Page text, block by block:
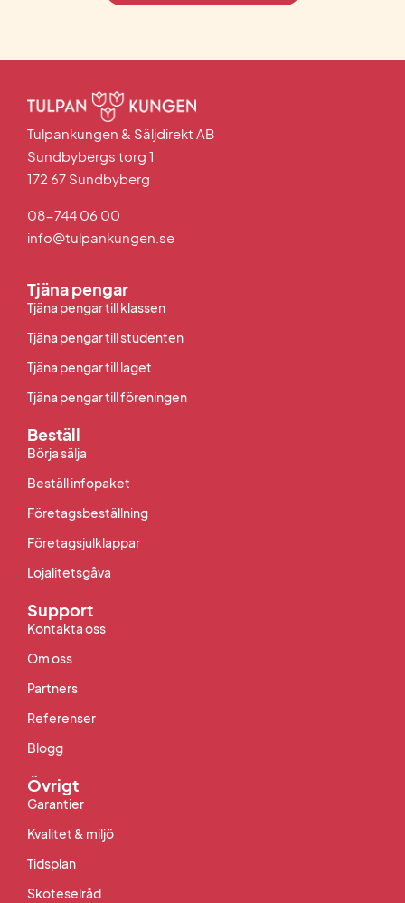
Tulpankungen & Säljdirekt AB
Sundbybergs torg 1
172 67 Sundbyberg
08-744 06 00
info@tulpankungen.se
Tjäna pengar
Tjäna pengar till klassen
Tjäna pengar till studenten
Tjäna pengar till laget
Tjäna pengar till föreningen
Beställ
Börja sälja
Beställ infopaket
Företagsbeställning
Företagsjulklappar
Lojalitetsgåva
Support
Kontakta oss
Om oss
Partners
Referenser
Blogg
Övrigt
Garantier
Kvalitet & miljö
Tidsplan
Sköteselråd